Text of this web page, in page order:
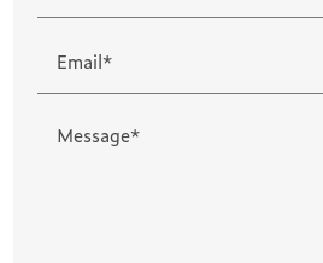
Email*
Message*